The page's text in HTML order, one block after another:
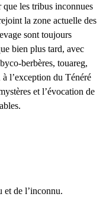
que les tribus inconnues
la zone actuelle des
sont toujours
bien plus tard, avec
berbères, touareg,
l’exception du Ténéré
et l’évocation de
et de l’inconnu.